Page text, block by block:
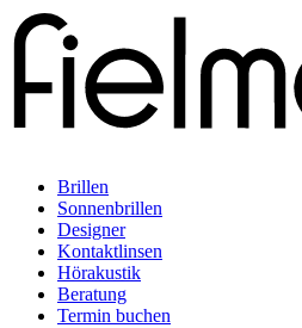
Brillen
Sonnenbrillen
Designer
Kontaktlinsen
Hörakustik
Beratung
Termin buchen